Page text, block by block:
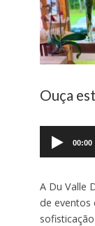
Ouça
áudio
00:00
A Du Valle
de eventos